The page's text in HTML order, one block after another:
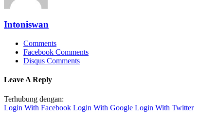
Intoniswan
Comments
Facebook Comments
Disqus Comments
Leave A Reply
Terhubung dengan:
Login With Facebook Login With Google Login With Twitter